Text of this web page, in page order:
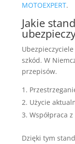
MOTOEXPERT.
Jakie
szkód. W
przepisów.
Użycie
Współpraca
Dzięki tym